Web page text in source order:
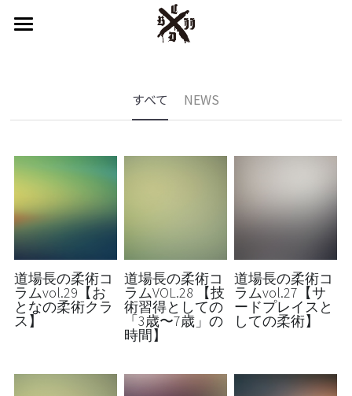
カルぺ新潟とは
設備
スケジュール
料金
すべて NEWS
道場長の柔術コ
ラムvol.29【お
となの柔術クラ
ス】
道場長の柔術コ
ラムVOL.28 【技
術習得としての
「3歳〜7歳」の
時間】
道場長の柔術コ
ラムvol.27【サ
ードプレイスと
しての柔術】
ブログカテゴリー